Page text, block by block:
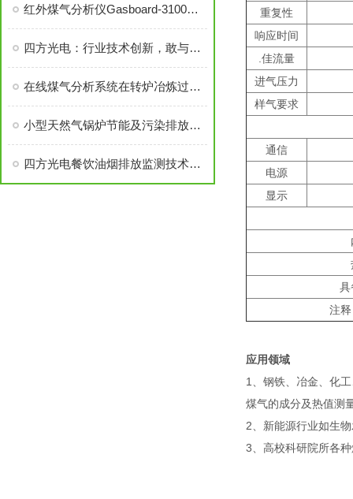
红外煤气分析仪Gasboard-3100在煤气混合站的应用
四方光电：行业技术创新，敢与同行竞技
在线煤气分析系统在转炉冶炼过程中常见故障及解决方法
小型天然气锅炉节能及污染排放监测技术方案
四方光电餐饮油烟排放监测技术的创新与突破
重复性
响应时间
.佳流量
进气压力
样气要求
通信
电源
显示
具
注
应用领域
1、钢铁、冶金、化
煤气的成分及热值测
2、新能源行业如生
3、高校科研院所各